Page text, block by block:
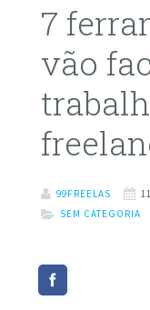
7
vão
99FREELAS
SEM CATEGORIA